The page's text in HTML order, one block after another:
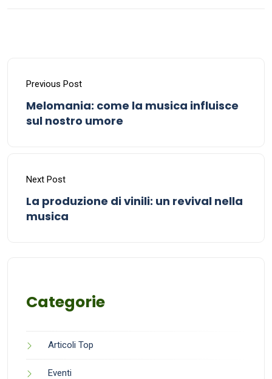
Previous Post
Melomania: come la musica influisce
sul nostro umore
Next Post
La produzione di vinili: un revival nella
musica
Categorie
Articoli Top
Eventi